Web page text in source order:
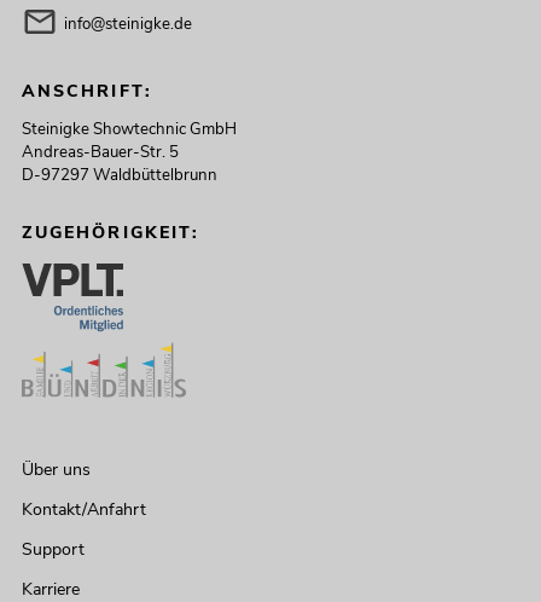
info@steinigke.de
ANSCHRIFT:
Steinigke Showtechnic GmbH
Andreas-Bauer-Str. 5
D-97297 Waldbüttelbrunn
ZUGEHÖRIGKEIT:
Über uns
Kontakt/Anfahrt
Support
Karriere